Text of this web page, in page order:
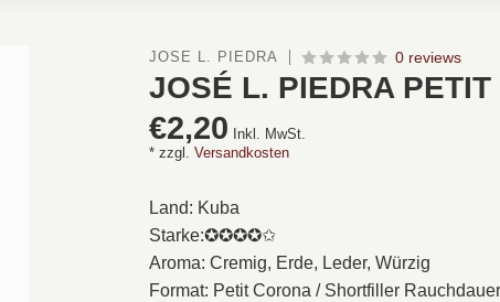
JOSÉ L. PIEDRA 0 reviews
JOSÉ L. PIEDRA PETIT
€2,20
Inkl. MwSt.
* zzgl.Versandkosten
Land: Kuba
Starke:✪✪✪✪✩
Aroma: Cremig, Erde, Leder, Würzig
Format: Petit Corona / Shortfiller